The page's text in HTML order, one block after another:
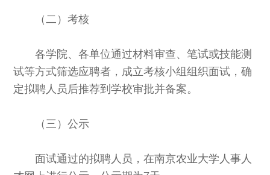
（二）考核
各学院、各单位通过材料审查、笔试或技能测
试等方式筛选应聘者，成立考核小组组织面试，确
定拟聘人员后推荐到学校审批并备案。
（三）公示
面试通过的拟聘人员，在南京农业大学人事人